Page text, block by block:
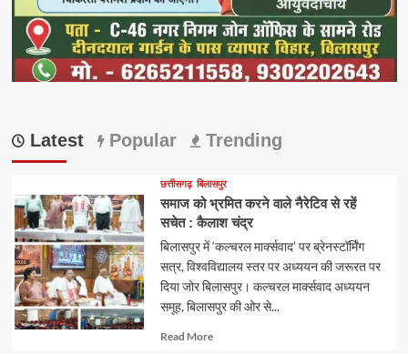
Latest Popular Trending
छत्तीसगढ़ बिलासपुर
समाज को भ्रमित करने वाले नैरेटिव से रहें
सचेत : कैलाश चंद्र
बिलासपुर में ‘कल्चरल मार्क्सवाद’ पर ब्रेनस्टॉर्मिंग
सत्र, विश्वविद्यालय स्तर पर अध्ययन की जरूरत पर
दिया जोर बिलासपुर। कल्चरल मार्क्सवाद अध्ययन
समूह, बिलासपुर की ओर से...
Read MoreRead